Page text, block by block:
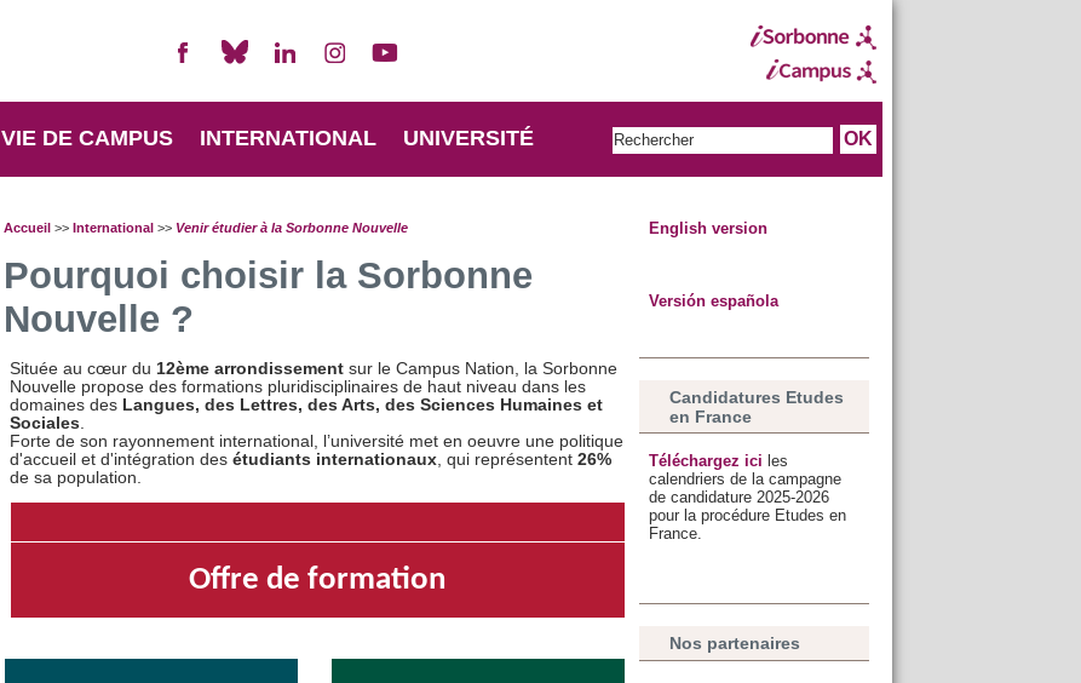
VIE DE CAMPUS INTERNATIONAL UNIVERSITÉ
Accueil>> International>> Venir étudier à la Sorbonne Nouvelle
Pourquoi choisir la Sorbonne
Nouvelle ?
Située au cœur du 12ème arrondissementsur le Campus Nation, la Sorbonne
Nouvelle propose des formations pluridisciplinaires de haut niveau dans les
domaines des Langues, des Lettres, des Arts, des Sciences Humaines et
Sociales.
Forte de son rayonnement international, l’université met en oeuvre une politique
d'accueil et d'intégration des étudiants internationaux, qui représentent 26%
de sa population.
Offre de formation
English version
Versión española
Candidatures Etudes
en France
Téléchargez ici les
calendriers de la campagne
de candidature 2025-2026
pour la procédure Etudes en
France.
Nos partenaires